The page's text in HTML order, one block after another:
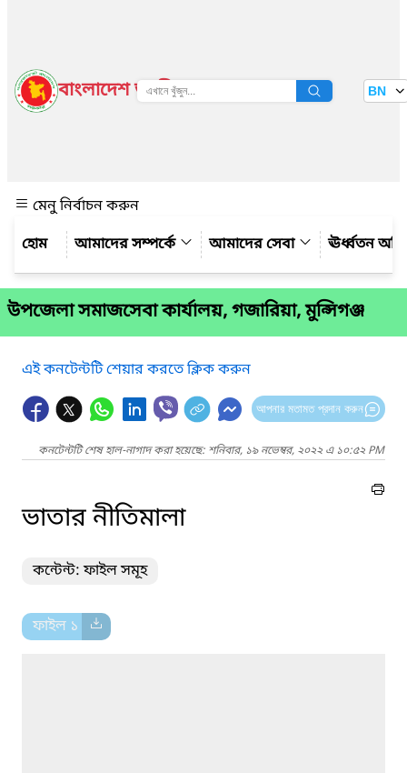
বাংলাদেশ জাতীয় তথ্য বাতায়ন BN
মেনু নির্বাচন করুন
আমাদের সম্পর্কে
আমাদের সেবা ঊর্ধ্বতন
উপজেলা সমাজসেবা কার্যালয়, গজারিয়া, মুন্সিগঞ্জ
এই কনটেন্টটি শেয়ার করতে ক্লিক করুন
আপনার মতামত প্রদান করুন
কনটেন্টটি শেষ হাল-নাগাদ করা হয়েছে: শনিবার, ১৯ নভেম্বর, ২০২২ এ ১০:৫২ PM
ভাতার নীতিমালা
কন্টেন্ট: ফাইল সমূহ
ফাইল ১